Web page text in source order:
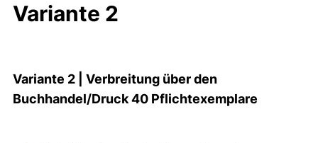
Variante 2
Variante 2 | Verbreitung über den
Buchhandel/Druck 40 Pflichtexemplare